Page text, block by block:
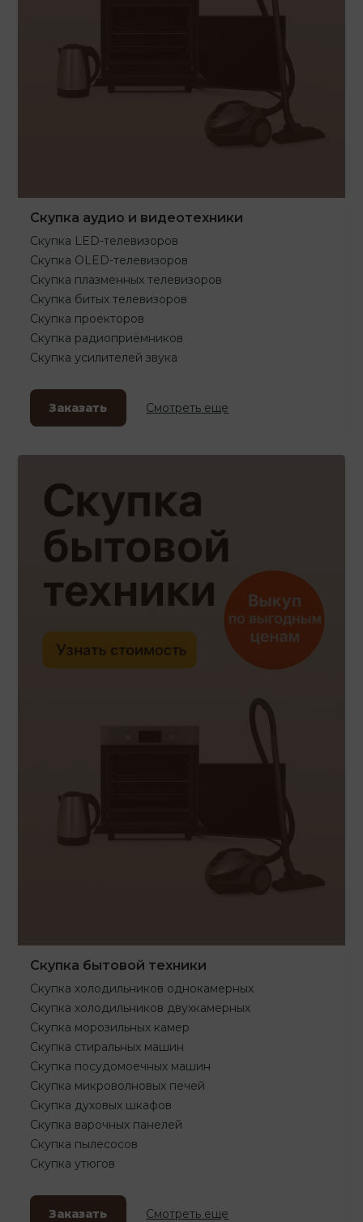
Скупка аудио и видеотехники
Скупка LED-телевизоров
Скупка OLED-телевизоров
Скупка плазменных телевизоров
Скупка битых телевизоров
Скупка проекторов
Скупка радиоприёмников
Скупка усилителей звука
Заказать Смотреть еще
Скупка бытовой техники
Скупка холодильников однокамерных
Скупка холодильников двухкамерных
Скупка морозильных камер
Скупка стиральных машин
Скупка посудомоечных машин
Скупка микроволновых печей
Скупка духовых шкафов
Скупка варочных панелей
Скупка пылесосов
Скупка утюгов
Заказать Смотреть еще